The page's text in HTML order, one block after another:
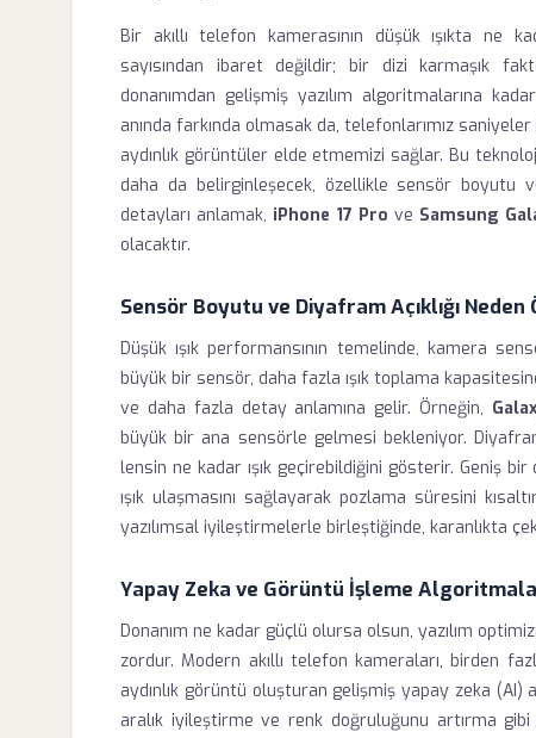
Bir akıllı telefon kamerasının düşük ışıkta ne
sayısından ibaret değildir; bir dizi karmaşık
donanımdan gelişmiş yazılım algoritmalarına
anında farkında olmasak da, telefonlarımız
aydınlık görüntüler elde etmemizi sağlar. Bu
daha da belirginleşecek, özellikle sensör boyutu
detayları anlamak, iPhone 17 Pro ve Samsung
olacaktır.
Sensör Boyutu ve Diyafram Açıklığı Neden
Düşük ışık performansının temelinde, kamera
büyük bir sensör, daha fazla ışık toplama
ve daha fazla detay anlamına gelir. Örneğin,
büyük bir ana sensörle gelmesi bekleniyor.
lensin ne kadar ışık geçirebildiğini gösterir. Geniş
ışık ulaşmasını sağlayarak pozlama süresini
yazılımsal iyileştirmelerle birleştiğinde, karanlıkta
Yapay Zeka ve Görüntü İşleme
Donanım ne kadar güçlü olursa olsun, yazılım
zordur. Modern akıllı telefon kameraları, birden
aydınlık görüntü oluşturan gelişmiş yapay zeka
aralık iyileştirme ve renk doğruluğunu artırma gibi